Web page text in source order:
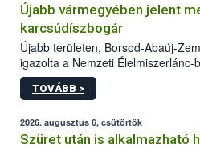
Újabb vármegyében jelent
karcsúdíszbogár
Újabb területen, Borsod-Abaúj-
igazolta a Nemzeti
kőrisrontó karcsúdíszbogár
kártevőt nem csak színcsapdában
az intenzív felderítést, emellett az
hatósággal is összehangolják a
TOVÁBB >
2026. augusztus 6, csütörtök
Szüret után is alkalmazható